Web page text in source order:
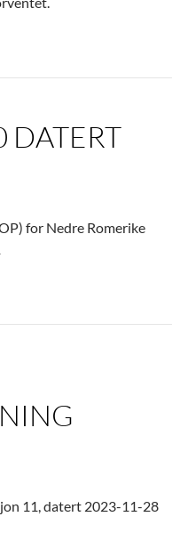
DATERT
for Nedre Romerike
11, datert 2023-11-28